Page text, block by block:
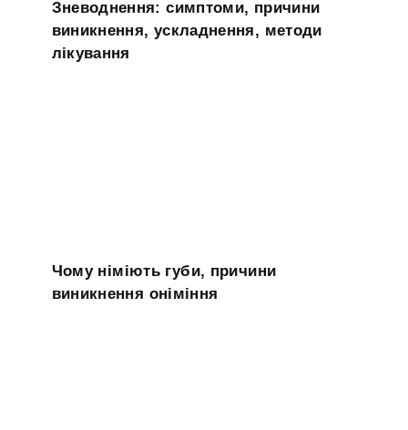
Зневоднення: симптоми, причини
виникнення, ускладнення, методи
лікування
Чому німіють губи, причини
виникнення оніміння